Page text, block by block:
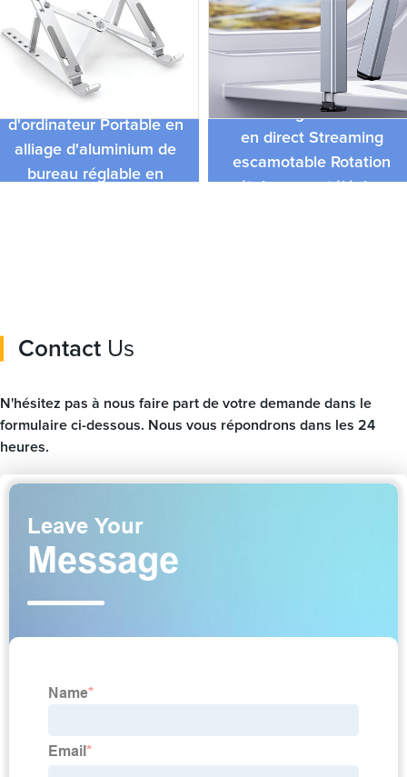
Meilleur prix Support
d'ordinateur Portable en
alliage d'aluminium de
bureau réglable en
Flexible professionnel
vidéo Vlog Selfie bâton
en direct Streaming
escamotable Rotation
métal voyage téléphone
Contact Us
N'hésitez pas à nous faire part de votre demande dans le
formulaire ci-dessous. Nous vous répondrons dans les 24
heures.